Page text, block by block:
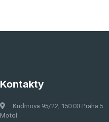
Kontakty
Kudrnova 95/22, 150 00 Praha 5 –
Motol